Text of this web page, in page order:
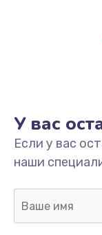
У вас
Если у вас
наши